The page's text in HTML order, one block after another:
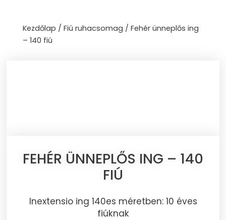
contentKezdőlap / Fiú ruhacsomag / Fehér ünneplős ing
– 140 fiú
FEHÉR ÜNNEPLŐS ING – 140
FIÚ
Inextensio ing 140es méretben: 10 éves
fiúknak